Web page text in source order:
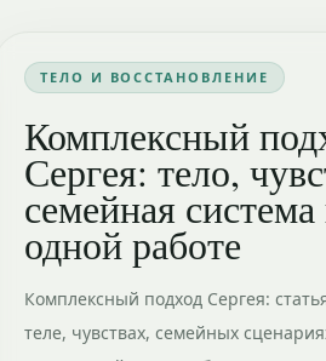
ТЕЛО И ВОССТАНОВЛЕНИЕ
Комплексный
Сергея: тело,
семейная система
одной работе
Комплексный подход Сергея:
теле, чувствах, семейных